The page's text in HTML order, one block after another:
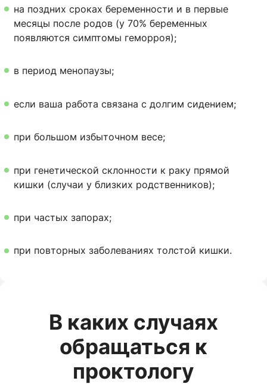
на поздних сроках беременности и в первые
месяцы после родов (у 70% беременных
появляются симптомы геморроя);
в период менопаузы;
если ваша работа связана с долгим сидением;
при большом избыточном весе;
при генетической склонности к раку прямой
кишки (случаи у близких родственников);
при частых запорах;
при повторных заболеваниях толстой кишки.
В каких случаях
обращаться к
проктологу